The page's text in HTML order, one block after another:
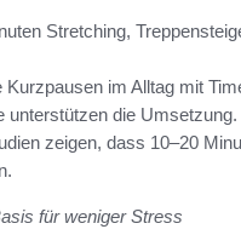
Stretching,
Kurzpausen im Alltag mit
unterstützen die Umsetzung.
zeigen, dass 10–20
für weniger Stress